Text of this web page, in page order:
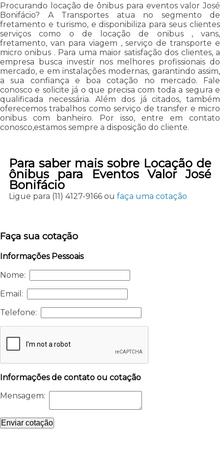
Procurando locação de ônibus para eventos valor José
Bonifácio? A Transportes atua no segmento de
fretamento e turismo, e disponibiliza para seus clientes
serviços como o de locação de onibus , vans,
fretamento, van para viagem , serviço de transporte e
micro onibus . Para uma maior satisfação dos clientes, a
empresa busca investir nos melhores profissionais do
mercado, e em instalações modernas, garantindo assim,
a sua confiança e boa cotação no mercado. Fale
conosco e solicite já o que precisa com toda a segura e
qualificada necessária. Além dos já citados, também
oferecemos trabalhos como serviço de transfer e micro
onibus com banheiro. Por isso, entre em contato
conosco,estamos sempre a disposição do cliente.
Para saber mais sobre Locação de
ônibus para Eventos Valor José
Bonifácio
Ligue para (11) 4127-9166ou faça uma cotação
Faça sua cotação
Informações Pessoais
Nome:
Email:
Telefone:
Informações de contato ou cotação
Mensagem:
Enviar cotação